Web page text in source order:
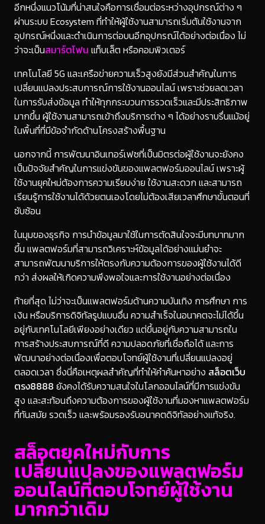
อีกหนึ่งแนวโน้มที่น่าสนใจคือการเชื่อมต่อระหว่างอุปกรณ์ต่าง ๆ
ผ่านระบบ Ecosystem ที่ทำให้ผู้ใช้งานสามารถเริ่มต้นใช้งานจาก
อุปกรณ์หนึ่งและดำเนินการต่อบนอีกอุปกรณ์ได้อย่างต่อเนื่อง ไม่
ว่าจะเป็นสมาร์ตโฟน แท็บเล็ต หรือคอมพิวเตอร์
เทคโนโลยี 5G และเครือข่ายความเร็วสูงยังมีส่วนสำคัญในการ
เปลี่ยนแปลงประสบการณ์การใช้งานออนไลน์ เพราะช่วยลดเวลา
ในการรับส่งข้อมูล ทำให้ทุกกระบวนการรวดเร็วและมีประสิทธิภาพ
มากขึ้น ผู้ใช้งานสามารถเข้าถึงบริการต่าง ๆ ได้อย่างราบรื่นแม้อยู่
ในพื้นที่ที่มีข้อจำกัดด้านโครงสร้างพื้นฐาน
นอกจากนี้ การพัฒนาอินเทอร์เฟซที่เป็นมิตรต่อผู้ใช้งานจะยังคง
เป็นปัจจัยสำคัญในการแข่งขันของแพลตฟอร์มออนไลน์ เพราะผู้
ใช้งานยุคใหม่ต้องการความเรียบง่าย ใช้งานสะดวก และสามารถ
เรียนรู้การใช้งานได้ด้วยตนเองโดยไม่ต้องเสียเวลาศึกษาขั้นตอนที่
ซับซ้อน
ในมุมของธุรกิจ การนำข้อมูลมาใช้ในการตัดสินใจจะมีบทบาทมาก
ขึ้น แพลตฟอร์มที่สามารถวิเคราะห์ข้อมูลได้อย่างแม่นยำจะ
สามารถพัฒนาบริการให้ตรงกับความต้องการของผู้ใช้งานได้ดี
กว่า ส่งผลให้เกิดความพึงพอใจและการใช้งานอย่างต่อเนื่อง
ท้ายที่สุด ไม่ว่าจะเป็นแพลตฟอร์มด้านความบันเทิง การศึกษา การ
เงิน หรือบริการดิจิทัลรูปแบบอื่น ความสำเร็จในอนาคตจะไม่ได้ขึ้น
อยู่กับเทคโนโลยีเพียงอย่างเดียว แต่ขึ้นอยู่กับความสามารถใน
การสร้างประสบการณ์ที่ดี ความปลอดภัยที่เชื่อถือได้ และการ
พัฒนาอย่างต่อเนื่องเพื่อตอบโจทย์ผู้ใช้งานที่เปลี่ยนแปลงอยู่
ตลอดเวลา ซึ่งนี่คือเหตุผลสำคัญที่ทำให้คำค้นหาอย่าง สล็อตเว็บ
ตรง8888 ยังคงได้รับความสนใจในโลกออนไลน์ที่มีการแข่งขัน
สูง และสะท้อนถึงความต้องการของผู้ใช้งานที่มองหาแพลตฟอร์ม
ที่ทันสมัย รวดเร็ว และพร้อมรองรับอนาคตดิจิทัลอย่างแท้จริง.
สล็อตยุคใหม่กับการ
เปลี่ยนแปลงของแพลตฟอร์ม
ออนไลน์ที่ตอบโจทย์ผู้ใช้งาน
มากกว่าเดิม